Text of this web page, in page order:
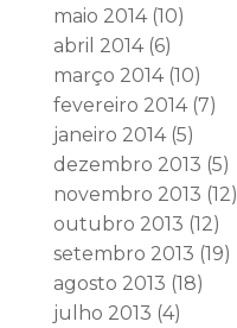
maio 2014(10)
abril 2014(6)
março 2014(10)
fevereiro 2014(7)
janeiro 2014(5)
dezembro 2013 (5)
novembro 2013 (12)
outubro 2013 (12)
setembro 2013 (19)
agosto 2013 (18)
julho 2013 (4)